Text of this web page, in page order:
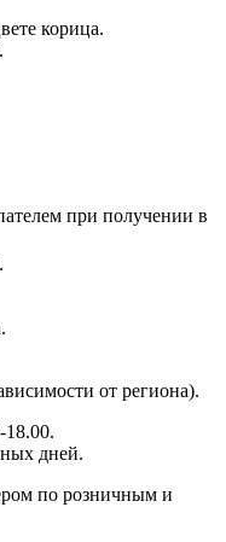
корица.
при получении в
от региона).
18.00.
дней.
по розничным и